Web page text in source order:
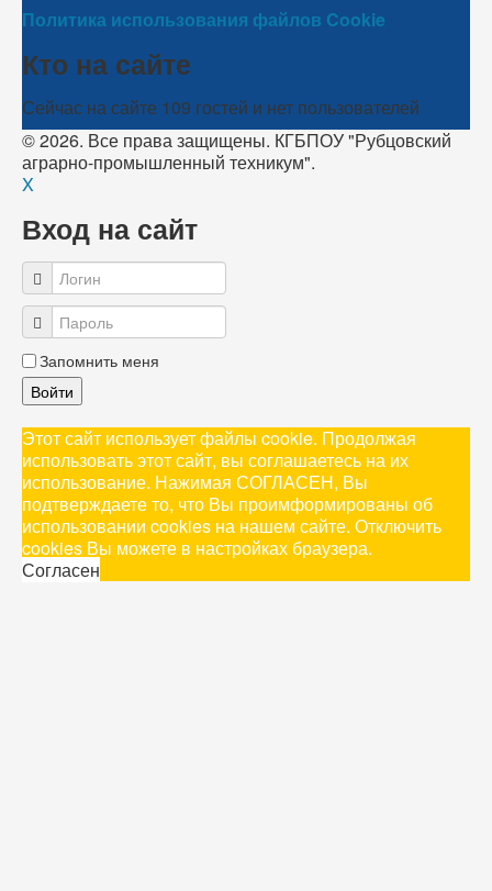
Политика использования файлов Cookie
Кто на сайте
Сейчас на сайте 109 гостей и нет пользователей
© 2026. Все права защищены. КГБПОУ "Рубцовский
аграрно-промышленный техникум".
X
Вход на сайт
Запомнить меня
Войти
Этот сайт использует файлы cookie. Продолжая
использовать этот сайт, вы соглашаетесь на их
использование. Нажимая СОГЛАСЕН, Вы
подтверждаете то, что Вы проимформированы об
использовании cookies на нашем сайте. Отключить
cookies Вы можете в настройках браузера.
Согласен